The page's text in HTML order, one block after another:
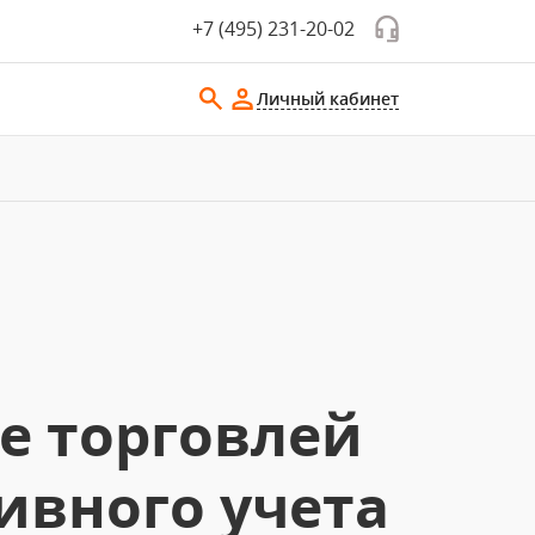
+7 (495) 231-20-02
Личный кабинет
торговлей
учета